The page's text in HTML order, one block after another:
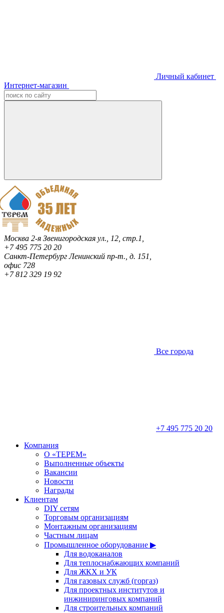
Личный кабинет
Интернет-магазин
Москва 2-я Звенигородская ул., 12, стр.1,
+7 495 775 20 20
Санкт-ПетербургЛенинский пр-т., д. 151,
офис 728
+7 812 329 19 92
Все города
+7 495 775 20 20
Компания
О «ТЕРЕМ»
Выполненные объекты
Вакансии
Новости
Награды
Клиентам
DIY сетям
Торговым организациям
Монтажным организациям
Частным лицам
Промышленное оборудование ▶
Для водоканалов
Для теплоснабжающих компаний
Для ЖКХ и УК
Для газовых служб (горгаз)
Для проектных институтов и
инжиниринговых компаний
Для строительных компаний